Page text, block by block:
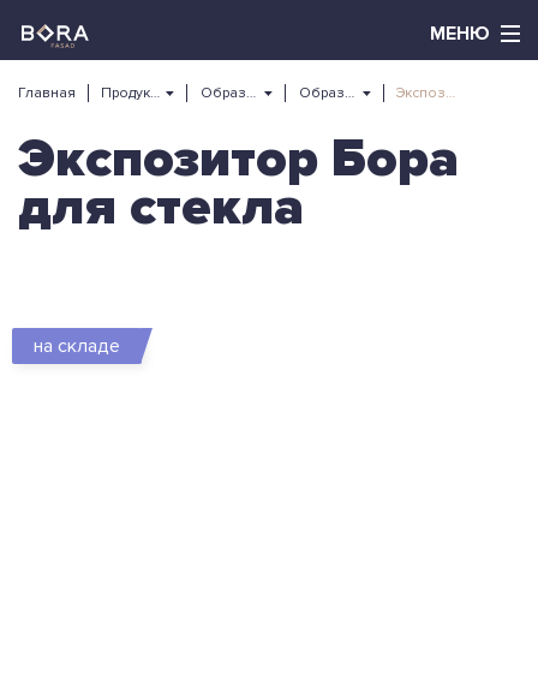
Главная Продукция Образцы и услугиОбразцы и каталоги Экспозитор Бора для стекла
Экспозитор Бора
для стекла
на складе